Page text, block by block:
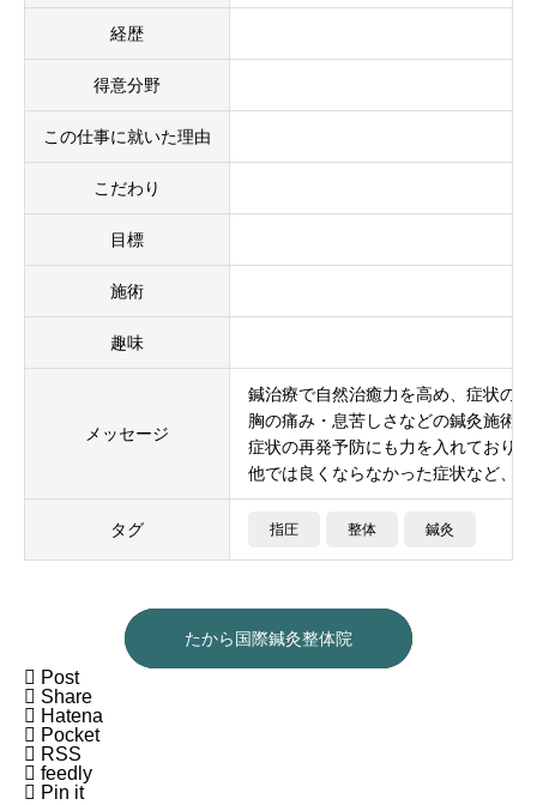
経歴
得意分野
この仕事に就いた理由
こだわり
目標
施術
趣味
メッセージ
鍼治療で自然治癒力を高め、症状の
胸の痛み・息苦しさなどの鍼灸施術
症状の再発予防にも力を入れておりま
他では良くならなかった症状など、
タグ 指圧 整体 鍼灸
たから国際鍼灸整体院
 Post
 Share
 Hatena
 Pocket
 RSS
 feedly
 Pin it